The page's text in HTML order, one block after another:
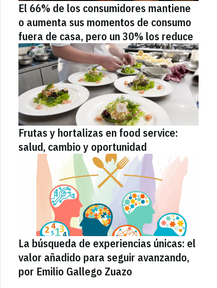
El 66% de los consumidores mantiene
o aumenta sus momentos de consumo
fuera de casa, pero un 30% los reduce
Frutas y hortalizas en food service:
salud, cambio y oportunidad
La búsqueda de experiencias únicas: el
valor añadido para seguir avanzando,
por Emilio Gallego Zuazo